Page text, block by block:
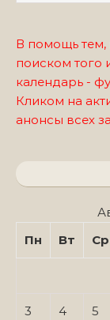
В помощь тем,
поиском того
календарь -
Кликом на
анонсы всех
Пн
Вт Ср
3 4 5